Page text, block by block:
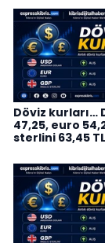
Döviz kurları…
47,25, euro
sterlini 63,45 TL